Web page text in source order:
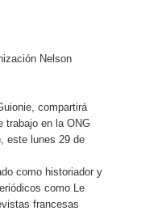
Nelson
compartirá
trabajo en la ONG
este lunes 29 de
como historiador y
como Le
francesas